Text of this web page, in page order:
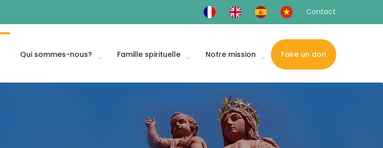
Contact
Qui sommes-nous? Famille spirituelle Notre mission Faire un don